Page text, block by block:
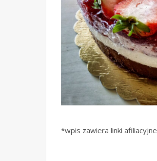
*wpis zawiera linki afiliacyjne